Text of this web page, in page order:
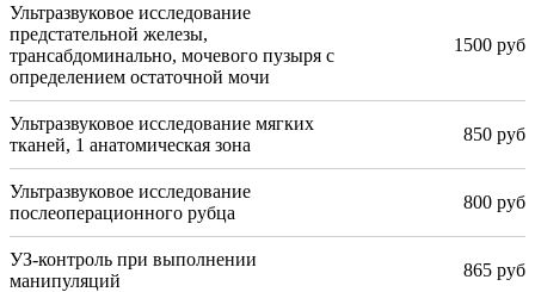
Ультразвуковое исследование
предстательной железы,
трансабдоминально, мочевого пузыря с
определением остаточной мочи
1500 руб
Ультразвуковое исследование мягких
тканей, 1 анатомическая зона
850 руб
Ультразвуковое исследование
послеоперационного рубца
800 руб
УЗ-контроль при выполнении
манипуляций
865 руб